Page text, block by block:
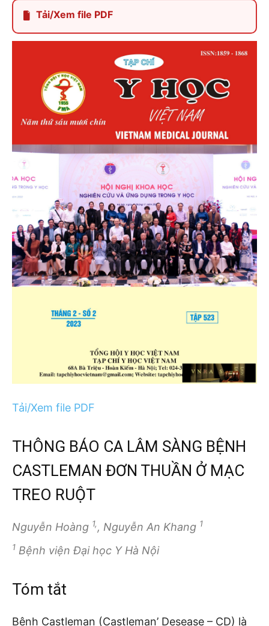
Tải/Xem file PDF
Tải/Xem file PDF
THÔNG BÁO CA LÂM SÀNG BỆNH
CASTLEMAN ĐƠN THUẦN Ở MẠC
TREO RUỘT
Nguyễn Hoàng 1,, Nguyễn An Khang 1
1 Bệnh viện Đại học Y Hà Nội
Tóm tắt
Bệnh Castleman (Castleman’ Desease – CD) là